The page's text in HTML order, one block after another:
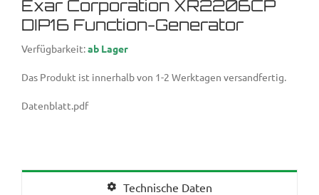
Exar Corporation XR2206CP
DIP16 Function-Generator
Verfügbarkeit:ab Lager
Das Produkt ist innerhalb von 1-2 Werktagen versandfertig.
Datenblatt.pdf
Technische Daten